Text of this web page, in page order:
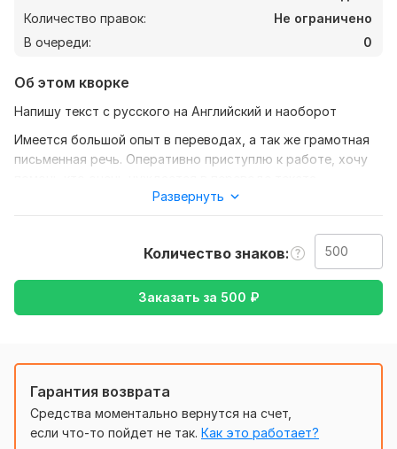
Количество правок:
Не ограничено
В очереди:
0
Об этом кворке
Напишу текст с русского на Английский и наоборот
Имеется большой опыт в переводах, а так же грамотная
письменная речь. Оперативно приступлю к работе, хочу
Соответствие качества и цены.
Чтобы выполнить ваш заказ, мне потребуется от вас
текст( желательно в формате документа) , а также
желаемый перевод ( желательно с русского на Английский
и наоборот)
наука,Работа, карьера,Юридическая
Язык перевода:
с Русского на Английский
с Английского на Русский
Развернуть
Количество знаков
Заказать за 500 ₽
Гарантия возврата
Средства моментально вернутся на счет,
если что-то пойдет не так. Как это работает?